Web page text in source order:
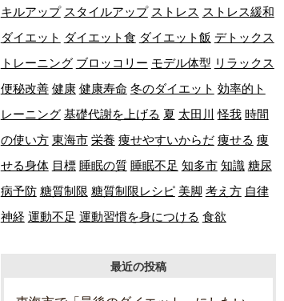
キルアップ スタイルアップ ストレス ストレス緩和
ダイエット ダイエット食 ダイエット飯 デトックス
トレーニング ブロッコリー モデル体型 リラックス
便秘改善 健康 健康寿命 冬のダイエット 効率的ト
レーニング 基礎代謝を上げる 夏 太田川 怪我 時間
の使い方 東海市 栄養 痩せやすいからだ 痩せる 痩
せる身体 目標 睡眠の質 睡眠不足 知多市 知識 糖尿
病予防 糖質制限 糖質制限レシピ 美脚 考え方 自律
神経 運動不足 運動習慣を身につける 食欲
最近の投稿